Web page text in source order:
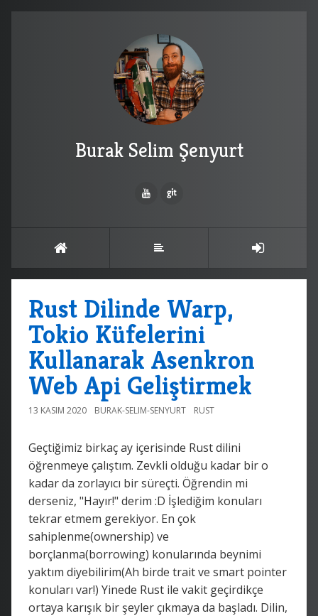
Burak Selim Şenyurt
Rust Dilinde Warp,
Tokio Küfelerini
Kullanarak Asenkron
Web Api Geliştirmek
13 KASIM 2020 BURAK-SELIM-SENYURT RUST
Geçtiğimiz birkaç ay içerisinde Rust dilini
öğrenmeye çalıştım. Zevkli olduğu kadar bir o
kadar da zorlayıcı bir süreçti. Öğrendin mi
derseniz, "Hayır!" derim :D İşlediğim konuları
tekrar etmem gerekiyor. En çok
sahiplenme(ownership) ve
borçlanma(borrowing) konularında beynimi
yaktım diyebilirim(Ah birde trait ve smart pointer
konuları var!) Yinede Rust ile vakit geçirdikçe
ortaya karışık bir şeyler çıkmaya da başladı. Dilin,